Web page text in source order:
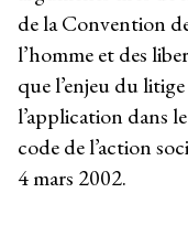
de la Convention
l’homme et des
que l’enjeu du
l’application dans
code de l’action
4 mars 2002.